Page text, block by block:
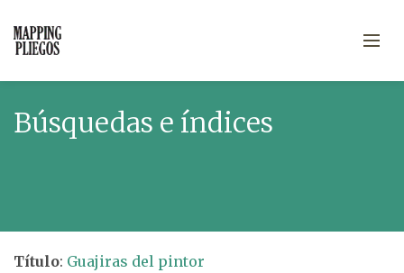
Búsquedas e índices
Título: Guajiras del pintor